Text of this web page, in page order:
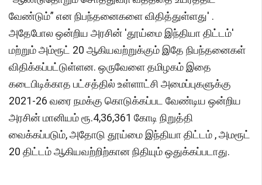
வேண்டும்” என நிபந்தனைகளை விதித்துள்ளது' .
அதேபோல ஒன்றிய அரசின் 'தூய்மை இந்தியா திட்டம்'
மற்றும் அம்ரூட் 20 ஆகியவற்றுக்கும் இதே நிபந்தனைகள்
விதிக்கப்பட்டுள்ளன. ஒருவேளை தமிழகம் இதை
கடைபிடிக்காத பட்சத்தில் உள்ளாட்சி அமைப்புகளுக்கு
2021-26 வரை நமக்கு கொடுக்கப்பட வேண்டிய ஒன்றிய
அரசின் மானியம் ரூ.4,36,361 கோடி நிறுத்தி
வைக்கப்படும், அதோடு தூய்மை இந்தியா திட்டம் , அமரூட்
20 திட்டம் ஆகியவற்றிற்கான நிதியும் ஒதுக்கப்படாது.